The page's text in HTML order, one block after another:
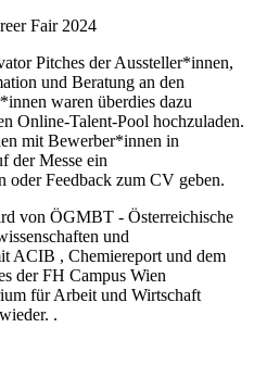
Fair 2024
Pitches der Aussteller*innen,
und Beratung an den
waren überdies dazu
Online-Talent-Pool hochzuladen.
mit Bewerber*innen in
der Messe ein
oder Feedback zum CV geben.
von ÖGMBT - Österreichische
und
ACIB , Chemiereport und dem
der FH Campus Wien
für Arbeit und Wirtschaft
.